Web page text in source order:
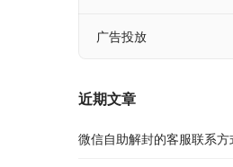
广告投放
近期文章
微信自助解封的客服联系方